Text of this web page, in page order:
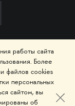
работы сайта
Более
файлов cookies
персональных
сайтом, вы
об